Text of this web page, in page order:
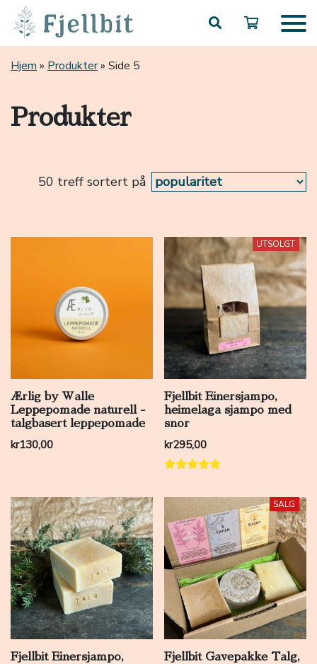
Hjem » Produkter» Side 5
Produkter
50 treff sortert på
Ærlig by Walle
Leppepomade naturell -
talgbasert leppepomade
kr130,00
UTSOLGT
Fjellbit Einersjampo,
heimelaga sjampo med
snor
kr295,00
av 5
Fjellbit Einersjampo,
SALG
Fjellbit Gavepakke Talg,